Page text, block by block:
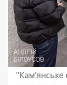
"Кам’янське